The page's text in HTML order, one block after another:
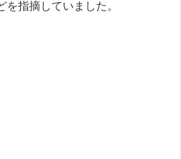
を指摘していました。